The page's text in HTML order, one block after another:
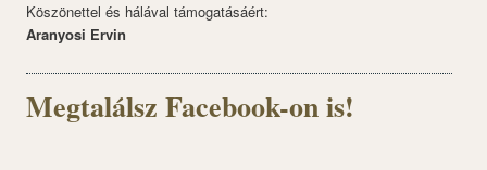
Köszönettel és hálával támogatásáért:
Aranyosi Ervin
Megtalálsz Facebook-on is!